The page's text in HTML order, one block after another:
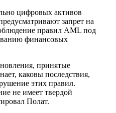
цифровых активов
запрет на
правил AML под
финансовых
принятые
каковы последствия,
этих правил.
не имеет твердой
Полат.